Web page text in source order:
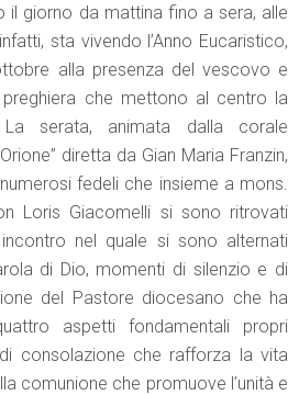
il giorno da mattina fino a sera, alle
sta vivendo l’Anno Eucaristico,
alla presenza del vescovo e
che mettono al centro la
La serata, animata dalla corale
diretta da Gian Maria Franzin,
fedeli che insieme a mons.
Loris Giacomelli si sono ritrovati
nel quale si sono alternati
di Dio, momenti di silenzio e di
del Pastore diocesano che ha
aspetti fondamentali propri
di consolazione che rafforza la vita
comunione che promuove l’unità e